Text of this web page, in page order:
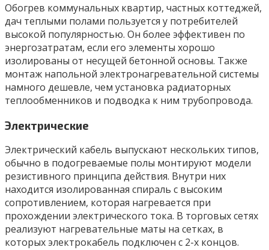
Обогрев коммунальных квартир, частных коттеджей,
дач теплыми полами пользуется у потребителей
высокой популярностью. Он более эффективен по
энергозатратам, если его элементы хорошо
изолированы от несущей бетонной основы. Также
монтаж напольной электронагревательной системы
намного дешевле, чем установка радиаторных
теплообменников и подводка к ним трубопровода.
Электрические
Электрический кабель выпускают нескольких типов,
обычно в подогреваемые полы монтируют модели
резистивного принципа действия. Внутри них
находится изолированная спираль с высоким
сопротивлением, которая нагревается при
прохождении электрического тока. В торговых сетях
реализуют нагревательные маты на сетках, в
которых электрокабель подключен с 2-х концов.